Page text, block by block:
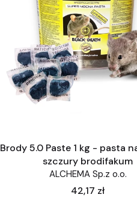
Brody 5.0 Paste 1 kg - pasta
szczury brodifakum
ALCHEMA Sp.z o.o.
Cena
42,17 zł